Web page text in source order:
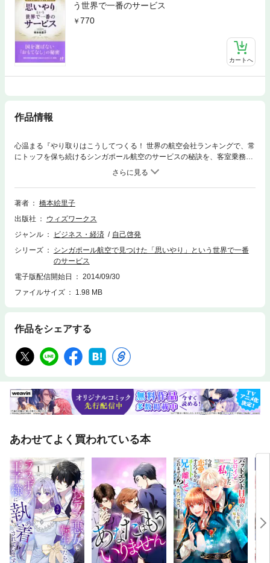
う世界で一番のサービス
770
カートへ
作品情報
心温まる『やり取りはこうしてつくる！ 世界の航空会社ランキングで、常
にトッフを保ち続けるシンガポール航空のサービスの秘訣を、客室乗務員
経 験者である著者が初めて公開する。あらゆる接客業に携わる人、教育担
当者、顧客サービスに関係するすべ てのビジネスパーソンに向けた究極の
サービスを知るための1冊。
著者
橋本絵里子
出版社
ウィズワークス
ジャンル
ビジネス・経済
自己啓発
シリーズ
シンガポール航空で見つけた「思いやり」という世界で一番
のサービス
電子版配信開始日
2014/09/30
ファイルサイズ
1.98 MB
作品をシェアする
あわせてよく買われている本